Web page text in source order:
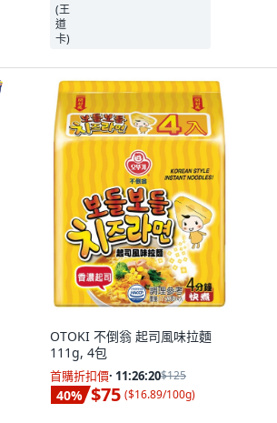
OTOKI 不倒翁 起司風味拉麵
111g, 4包
首購折扣價· 11:26:19$125
40% $75 ($16.89/100g)